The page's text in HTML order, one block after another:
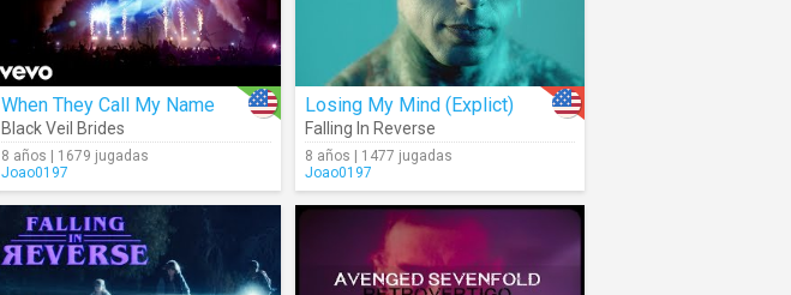
When They Call My Name
Black Veil Brides
8 años | 1679 jugadas
Joao0197
Losing My Mind (Explict)
Falling In Reverse
8 años | 1477 jugadas
Joao0197